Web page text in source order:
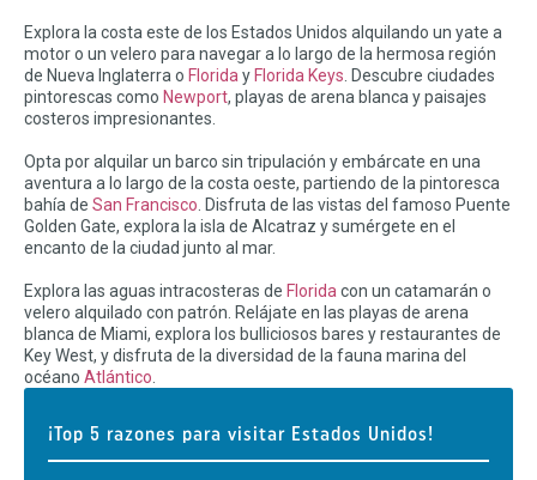
Explora la costa este de los Estados Unidos alquilando un yate a
motor o un velero para navegar a lo largo de la hermosa región
de Nueva Inglaterra o Florida y Florida Keys . Descubre ciudades
pintorescas como Newport, playas de arena blanca y paisajes
costeros impresionantes.
Opta por alquilar un barco sin tripulación y embárcate en una
aventura a lo largo de la costa oeste, partiendo de la pintoresca
bahía de San Francisco . Disfruta de las vistas del famoso Puente
Golden Gate, explora la isla de Alcatraz y sumérgete en el
encanto de la ciudad junto al mar.
Explora las aguas intracosteras de Florida con un catamarán o
velero alquilado con patrón. Relájate en las playas de arena
blanca de Miami, explora los bulliciosos bares y restaurantes de
Key West, y disfruta de la diversidad de la fauna marina del
océano Atlántico
¡Top 5 razones para visitar Estados Unidos!